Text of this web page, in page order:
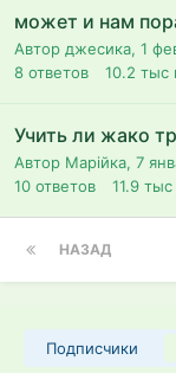
может и нам
Автор джесика, 1
8 ответов 10.2 тыс
Учить ли жако
Автор Марійка, 7
10 ответов 11.9 тыс
НАЗАД
Подписчики